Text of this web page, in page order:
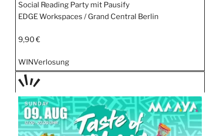
Social Reading Party mit Pausify
EDGE Workspaces / Grand Central Berlin
9,90 €
WINVerlosung
TAGE
STIPP